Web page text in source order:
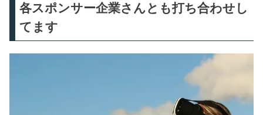
各スポンサー企業さんとも打ち合わせし
てます